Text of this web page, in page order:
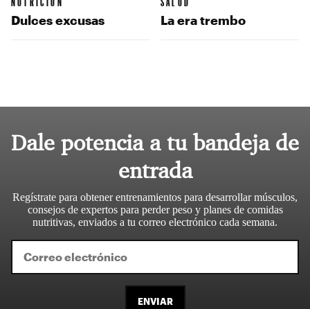
Dulces excusas La era trembo
Dale potencia a tu bandeja de
entrada
Regístrate para obtener entrenamientos para desarrollar músculos,
consejos de expertos para perder peso y planes de comidas
nutritivas, enviados a tu correo electrónico cada semana.
ENVIAR